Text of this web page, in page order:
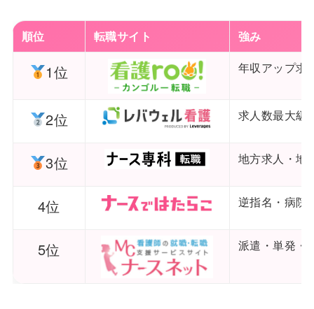
順位 転職サイト 強み
1位 年収アップ求
2位 求人数最大級
3位 地方求人・地
4位 逆指名・病院
5位 派遣・単発・